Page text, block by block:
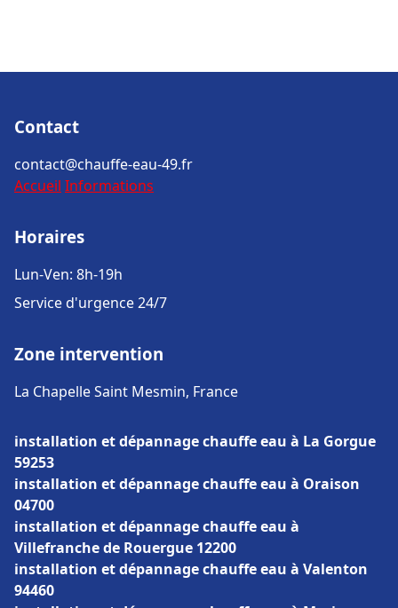
Contact
contact@chauffe-eau-49.fr
Accueil Informations
Horaires
Lun-Ven: 8h-19h
Service d'urgence 24/7
Zone intervention
La Chapelle Saint Mesmin, France
installation et dépannage chauffe eau à La Gorgue
59253
installation et dépannage chauffe eau à Oraison
04700
installation et dépannage chauffe eau à
Villefranche de Rouergue 12200
installation et dépannage chauffe eau à Valenton
94460